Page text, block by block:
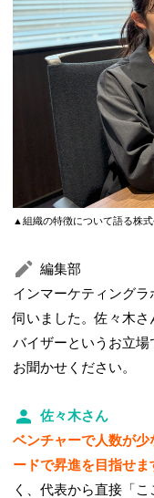
▲組織の特徴について語る株
編集部
インマーケティング
伺いました。佐々木さ
バイザーというお立
お聞かせください。
佐々木さん
ベンチャーで人数が
ードで昇進を目指せま
く、代表から直接「